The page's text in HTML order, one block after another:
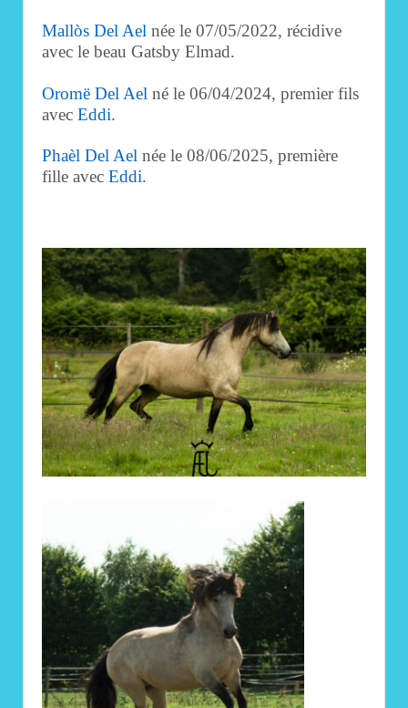
Mallòs Del Ael née le 07/05/2022, récidive
avec le beau Gatsby Elmad.
Oromë Del Ael né le 06/04/2024, premier fils
avec Eddi.
Phaèl Del Ael née le 08/06/2025, première
fille avec Eddi.